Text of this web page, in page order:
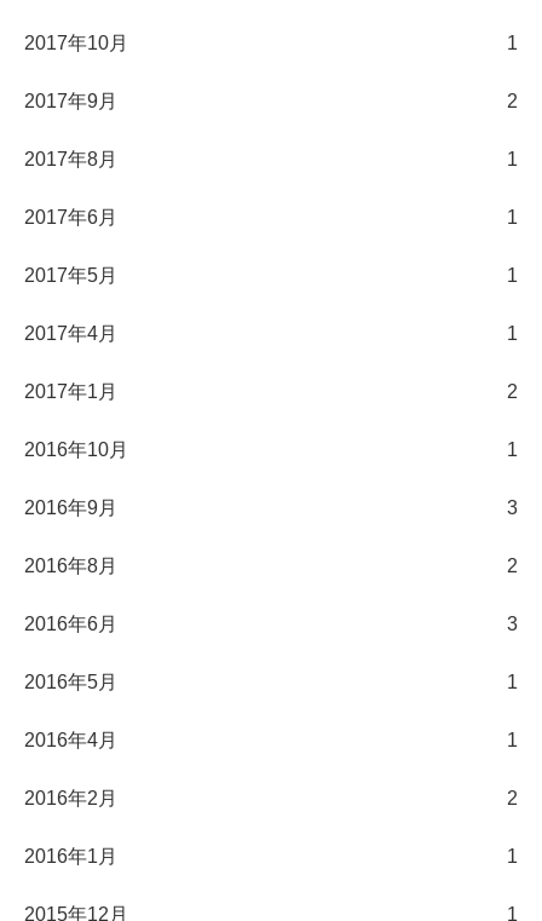
2017年10月 1
2017年9月 2
2017年8月 1
2017年6月 1
2017年5月 1
2017年4月 1
2017年1月 2
2016年10月 1
2016年9月 3
2016年8月 2
2016年6月 3
2016年5月 1
2016年4月 1
2016年2月 2
2016年1月 1
2015年12月 1